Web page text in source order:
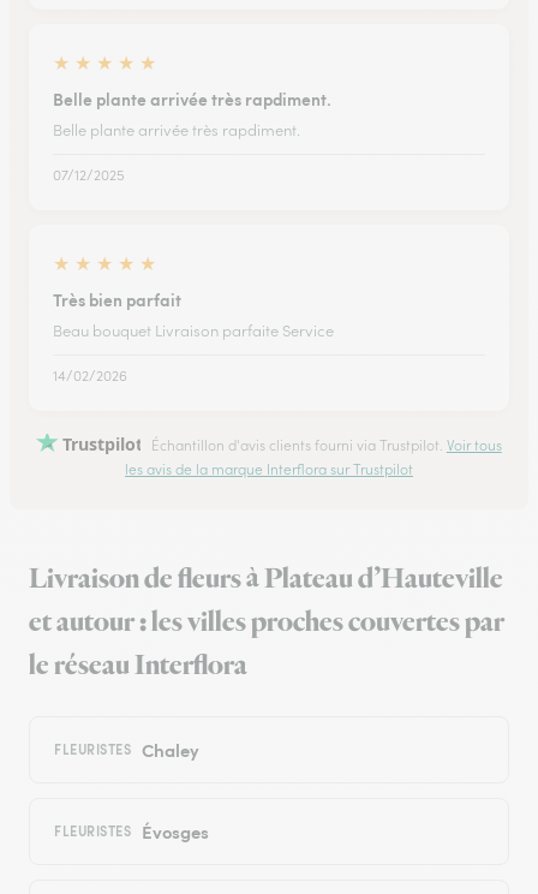
★ ★ ★ ★ ★
Belle plante arrivée très rapdiment.
Belle plante arrivée très rapdiment.
07/12/2025
★ ★ ★ ★ ★
Très bien parfait
Beau bouquet Livraison parfaite Service
14/02/2026
Trustpilot Échantillon d'avis clients fourni via Trustpilot. Voir tous
les avis de la marque Interflora sur Trustpilot
Livraison de fleurs à Plateau d’Hauteville
et autour : les villes proches couvertes par
le réseau Interflora
FLEURISTES Chaley
FLEURISTES Évosges